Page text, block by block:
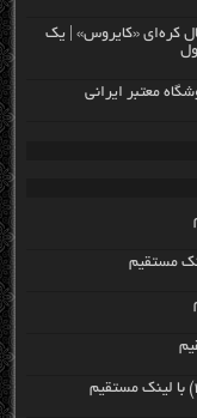
کره‌ای «کایروس» | یک